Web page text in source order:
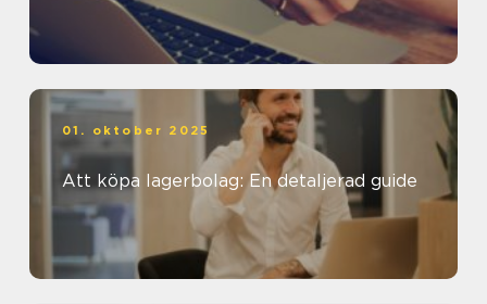
01. oktober 2025
Att köpa lagerbolag: En detaljerad guide